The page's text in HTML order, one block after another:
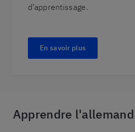
d’apprentissage.
En savoir plus
Apprendre